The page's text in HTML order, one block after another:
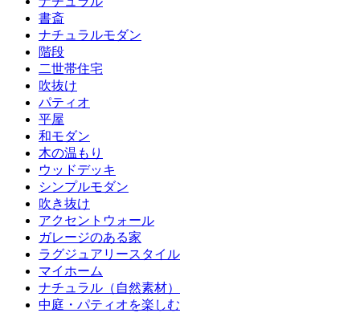
書斎
ナチュラルモダン
階段
二世帯住宅
吹抜け
パティオ
平屋
和モダン
木の温もり
ウッドデッキ
シンプルモダン
吹き抜け
アクセントウォール
ガレージのある家
ラグジュアリースタイル
マイホーム
ナチュラル（自然素材）
中庭・パティオを楽しむ